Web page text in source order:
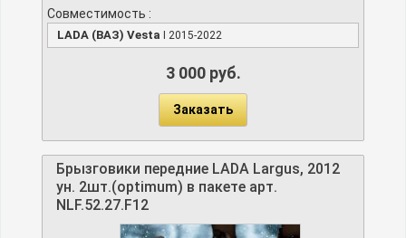
Совместимость :
LADA (ВАЗ) Vesta I 2015-2022
3 000 руб.
Заказать
Брызговики передние LADA Largus, 2012
ун. 2шт.(optimum) в пакете арт.
NLF.52.27.F12